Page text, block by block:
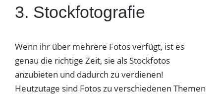
3. Stockfotografie
Wenn ihr über mehrere Fotos verfügt, ist es
genau die richtige Zeit, sie als Stockfotos
anzubieten und dadurch zu verdienen!
Heutzutage sind Fotos zu verschiedenen Themen